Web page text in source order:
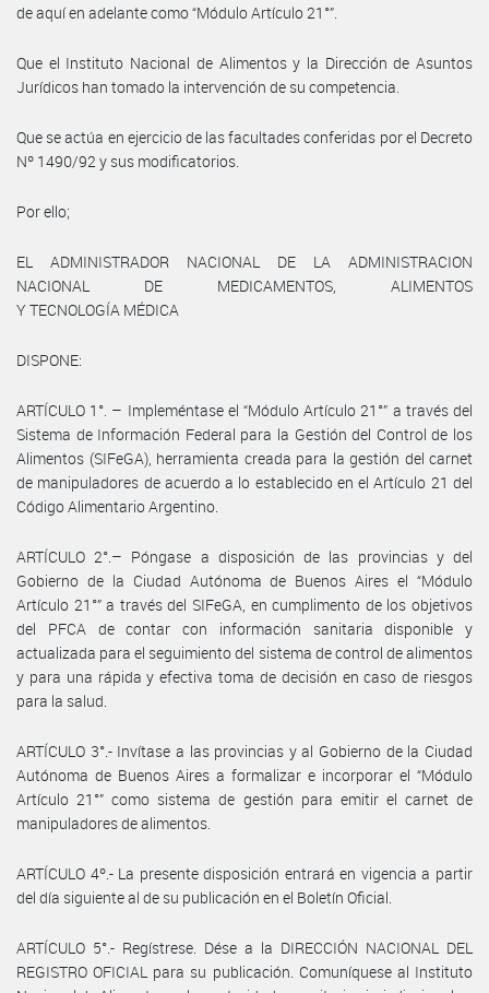
de aquí en adelante como “Módulo Artículo 21°”.
Que el Instituto Nacional de Alimentos y la Dirección de Asuntos
Jurídicos han tomado la intervención de su competencia.
Que se actúa en ejercicio de las facultades conferidas por el Decreto
Nº 1490/92 y sus modificatorios.
Por ello;
EL ADMINISTRADOR NACIONAL DE LA ADMINISTRACION
NACIONAL DE MEDICAMENTOS, ALIMENTOS
Y TECNOLOGÍA MÉDICA
DISPONE:
ARTÍCULO 1°. – Impleméntase el “Módulo Artículo 21°” a través del
Sistema de Información Federal para la Gestión del Control de los
Alimentos (SIFeGA), herramienta creada para la gestión del carnet
de manipuladores de acuerdo a lo establecido en el Artículo 21 del
Código Alimentario Argentino.
ARTÍCULO 2°.– Póngase a disposición de las provincias y del
Gobierno de la Ciudad Autónoma de Buenos Aires el “Módulo
Artículo 21°” a través del SIFeGA, en cumplimento de los objetivos
del PFCA de contar con información sanitaria disponible y
actualizada para el seguimiento del sistema de control de alimentos
y para una rápida y efectiva toma de decisión en caso de riesgos
para la salud.
ARTÍCULO 3°.- Invítase a las provincias y al Gobierno de la Ciudad
Autónoma de Buenos Aires a formalizar e incorporar el “Módulo
Artículo 21°” como sistema de gestión para emitir el carnet de
manipuladores de alimentos.
ARTÍCULO 4º.- La presente disposición entrará en vigencia a partir
del día siguiente al de su publicación en el Boletín Oficial.
ARTÍCULO 5°.- Regístrese. Dése a la DIRECCIÓN NACIONAL DEL
REGISTRO OFICIAL para su publicación. Comuníquese al Instituto